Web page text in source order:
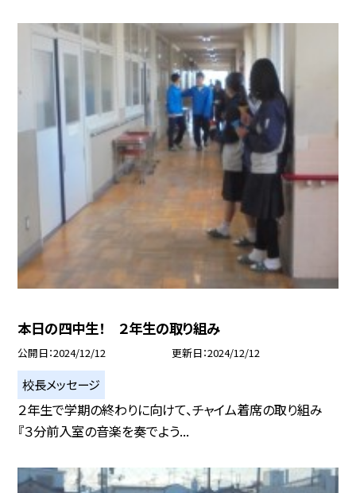
本日の四中生！ ２年生の取り組み
公開日 2024/12/12 更新日 2024/12/12
校長メッセージ
２年生で学期の終わりに向けて、チャイム着席の取り組み
『３分前入室の音楽を奏でよう...